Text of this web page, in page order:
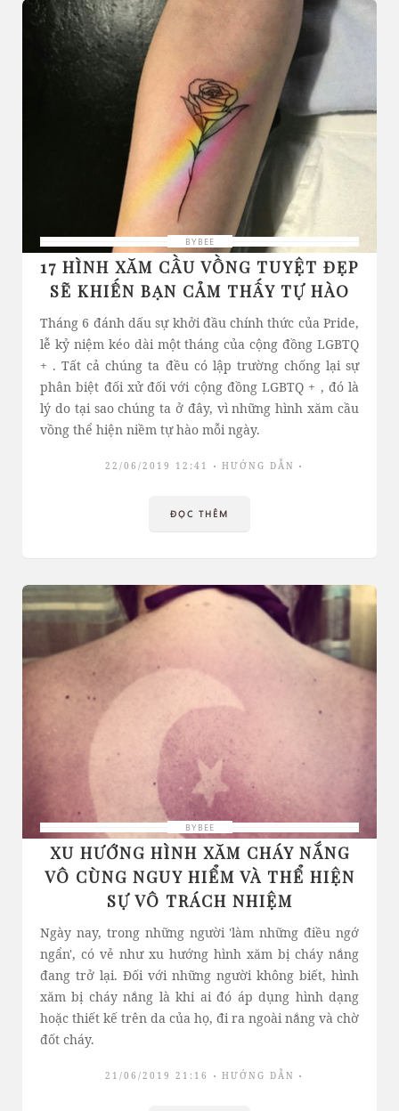
BYBEE
17 HÌNH XĂM CẦU VỒNG TUYỆT ĐẸP
SẼ KHIẾN BẠN CẢM THẤY TỰ HÀO
Tháng 6 đánh dấu sự khởi đầu chính thức của Pride,
lễ kỷ niệm kéo dài một tháng của cộng đồng LGBTQ
+ . Tất cả chúng ta đều có lập trường chống lại sự
phân biệt đối xử đối với cộng đồng LGBTQ + , đó là
lý do tại sao chúng ta ở đây, vì những hình xăm cầu
vồng thể hiện niềm tự hào mỗi ngày.
22/06/2019 12:41 HƯỚNG DẪN
ĐỌC THÊM
BYBEE
XU HƯỚNG HÌNH XĂM CHÁY NẮNG
VÔ CÙNG NGUY HIỂM VÀ THỂ HIỆN
SỰ VÔ TRÁCH NHIỆM
Ngày nay, trong những người 'làm những điều ngớ
ngẩn', có vẻ như xu hướng hình xăm bị cháy nắng
đang trở lại. Đối với những người không biết, hình
xăm bị cháy nắng là khi ai đó áp dụng hình dạng
hoặc thiết kế trên da của họ, đi ra ngoài nắng và chờ
đốt cháy.
21/06/2019 21:16 HƯỚNG DẪN